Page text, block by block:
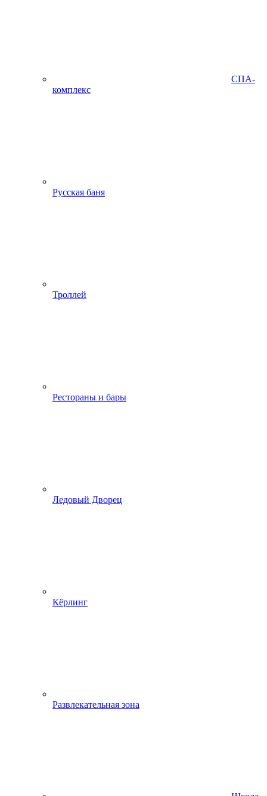
СПА-
комплекс
Русская баня
Троллей
Рестораны и бары
Ледовый Дворец
Кёрлинг
Развлекательная зона